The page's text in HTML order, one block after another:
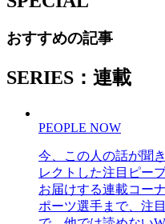
おすすめの記事
SERIES：連載
PEOPLE NOW
今、この人の話が聞
レクトした注目ピー
お届けする連載コー
ポーツ選手まで、注